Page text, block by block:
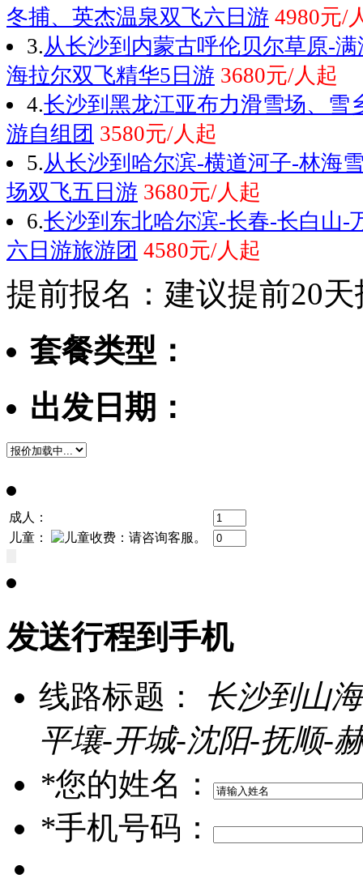
冬捕、英杰温泉双飞六日游 4980元/
3.从长沙到内蒙古呼伦贝尔草原-
海拉尔双飞精华5日游 3680元/人起
4.长沙到黑龙江亚布力滑雪场、雪
游自组团 3580元/人起
5.从长沙到哈尔滨-横道河子-林海
场双飞五日游 3680元/人起
6.长沙到东北哈尔滨-长春-长白山-
六日游旅游团 4580元/人起
提前报名：建议提前20
套餐类型：
出发日期：
成人：
儿童：
发送行程到手机
线路标题：
长沙到山
平壤-开城-沈阳-抚顺-
*您的姓名：
*手机号码：